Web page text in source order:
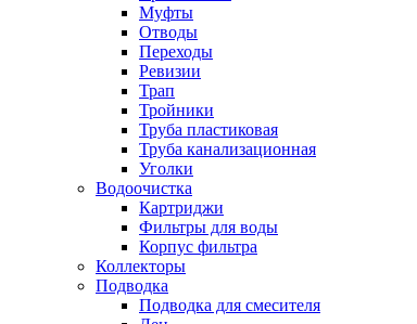
Муфты
Отводы
Переходы
Ревизии
Трап
Тройники
Труба пластиковая
Труба канализационная
Уголки
Водоочистка
Картриджи
Фильтры для воды
Корпус фильтра
Коллекторы
Подводка
Подводка для смесителя